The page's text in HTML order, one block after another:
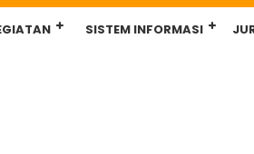
SISTEM INFORMASI